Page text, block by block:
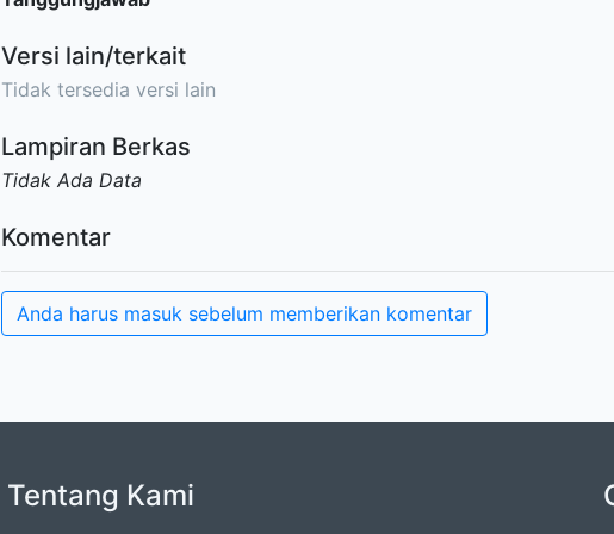
Versi lain/terkait
Tidak tersedia versi lain
Lampiran Berkas
Tidak Ada Data
Komentar
Anda harus masuk sebelum memberikan komentar
Tentang Kami